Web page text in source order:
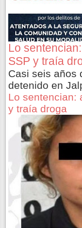
Lo
SSP y traía
Casi seis años
detenido en
Lo sentencian:
y traía droga